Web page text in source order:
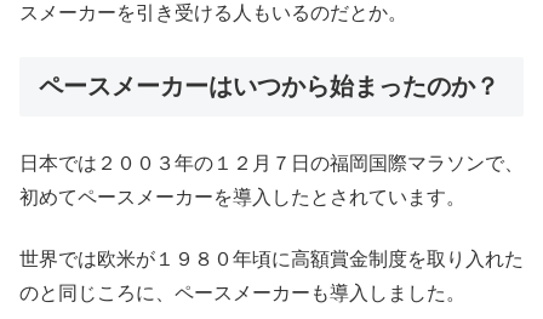
スメーカーを引き受ける人もいるのだとか。
ペースメーカーはいつから始まったのか？
日本では２００３年の１２月７日の福岡国際マラソンで、
初めてペースメーカーを導入したとされています。
世界では欧米が１９８０年頃に高額賞金制度を取り入れた
のと同じころに、ペースメーカーも導入しました。